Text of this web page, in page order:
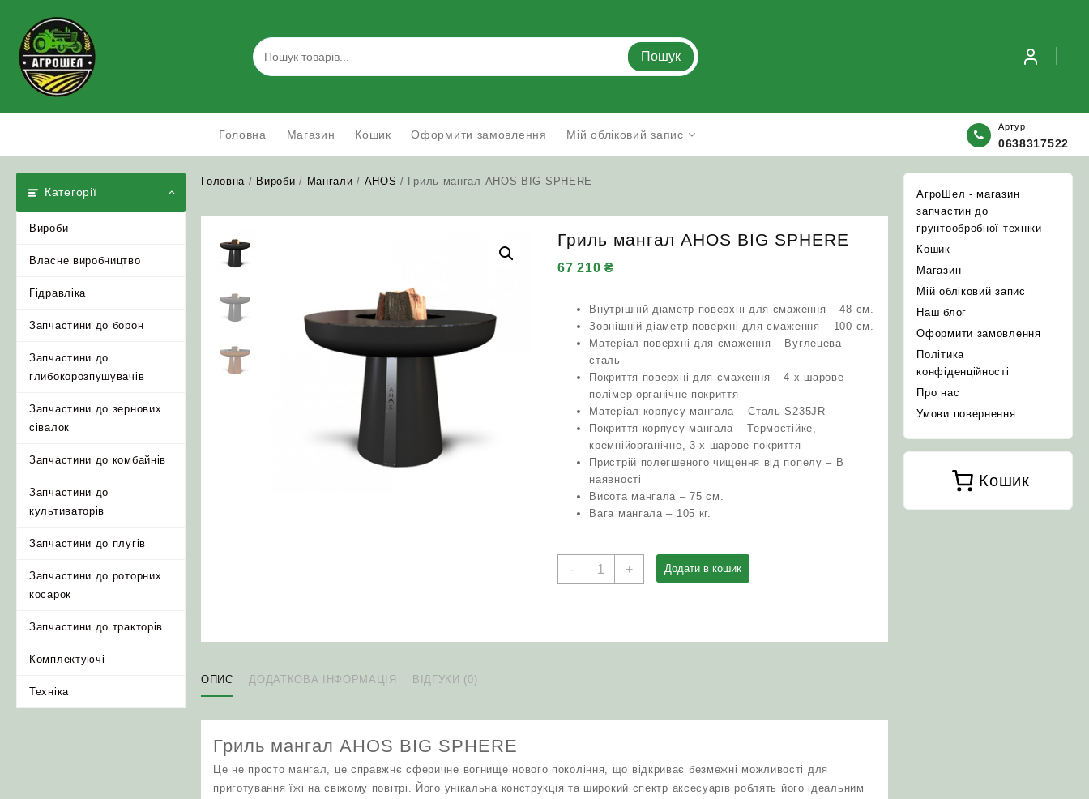
content
Пошук
Головна Магазин Кошик Оформити замовлення Мій обліковий запис
Артур
0638317522
Категорії
Вироби
Власне виробництво
Гідравліка
Запчастини до борон
Запчастини до
глибокорозпушувачів
Запчастини до зернових
сівалок
Запчастини до комбайнів
Запчастини до
культиваторів
Запчастини до плугів
Запчастини до роторних
косарок
Запчастини до тракторів
Комплектуючі
Техніка
Головна / Вироби / Мангали / AHOS / Гриль мангал AHOS BIG SPHERE
Гриль мангал AHOS BIG SPHERE
67 210₴
Внутрішній діаметр поверхні для смаження – 48 см.
Зовнішній діаметр поверхні для смаження – 100 см.
Матеріал поверхні для смаження – Вуглецева
сталь
Покриття поверхні для смаження – 4-х шарове
полімер-органічне покриття
Матеріал корпусу мангала – Сталь S235JR
Покриття корпусу мангала – Термостійке,
кремнійорганічне, 3-х шарове покриття
Пристрій полегшеного чищення від попелу – В
наявності
Висота мангала – 75 см.
Вага мангала – 105 кг.
-
Гриль
+ Додати в кошик
ОПИС ДОДАТКОВА ІНФОРМАЦІЯ ВІДГУКИ (0)
Гриль мангал AHOS BIG SPHERE
Це не просто мангал, це справжнє сферичне вогнище нового покоління, що відкриває безмежні можливості для
приготування їжі на свіжому повітрі. Його унікальна конструкція та широкий спектр аксесуарів роблять його ідеальним
АгроШел - магазин
запчастин до
ґрунтообробної техніки
Кошик
Магазин
Мій обліковий запис
Наш блог
Оформити замовлення
Політика
конфіденційності
Про нас
Умови повернення
Кошик